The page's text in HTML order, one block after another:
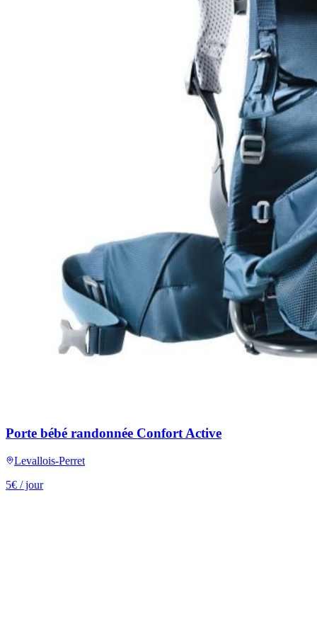
Porte bébé randonnée Confort Active
Levallois-Perret
5€ / jour